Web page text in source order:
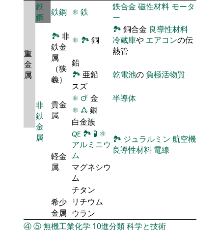
重
金
属
鉄
鋼
鉄鋼 ⚛ 鉄 鉄合金 磁性材料 モータ
ー
非
鉄
金
属
🏞 非
鉄金
属
（狭
義）
⚛ 🏞 銅
🏞 銅合金 良導性材料
冷蔵庫や エアコンの伝
熱管
鉛
🏞 亜鉛 乾電池の 負極活物質
スズ
貴金
属
⚛ 🜚 金
半導体
⚛ 🜛 銀
白金族
軽金
属
🜀 🏞 🧪 ⚛
アルミニウ
ム
🏞 ジュラルミン 航空機
良導性材料 電線
マグネシウ
ム
チタン
希少
金属
リチウム
ウラン
④⑤無機工業化学 10進分類科学と技術